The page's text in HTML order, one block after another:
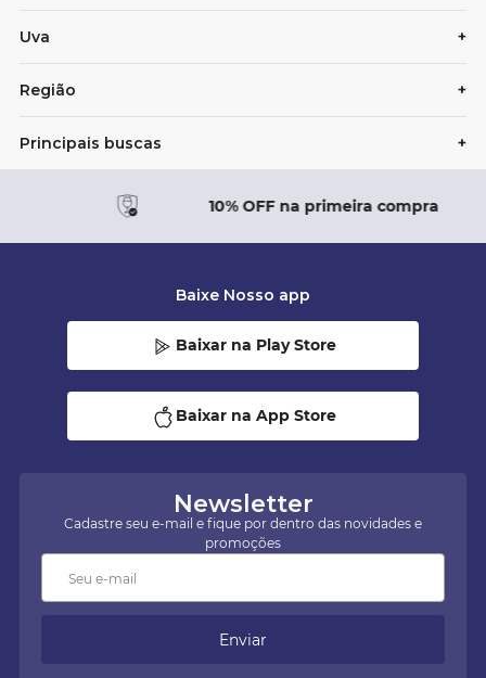
Uva +
Região +
Principais buscas +
10% OFF na primeira compra
Newsletter
Cadastre seu e-mail e fique por dentro das novidades e
promoções
Enviar
Baixe Nosso app
Baixar na Play Store
Baixar na App Store